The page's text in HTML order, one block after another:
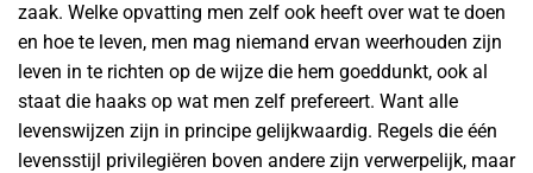
zaak. Welke opvatting men zelf ook heeft over wat te doen
en hoe te leven, men mag niemand ervan weerhouden zijn
leven in te richten op de wijze die hem goeddunkt, ook al
staat die haaks op wat men zelf prefereert. Want alle
levenswijzen zijn in principe gelijkwaardig. Regels die één
levensstijl privilegiëren boven andere zijn verwerpelijk, maar